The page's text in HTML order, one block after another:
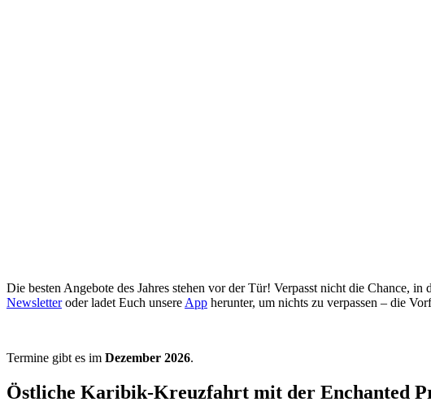
Die besten Angebote des Jahres stehen vor der Tür! Verpasst nicht die Chance, in
Newsletteroder ladet Euch unsere App herunter, um nichts zu verpassen – die
Termine gibt es im Dezember 2026.
Östliche Karibik-Kreuzfahrt mit der Enchanted